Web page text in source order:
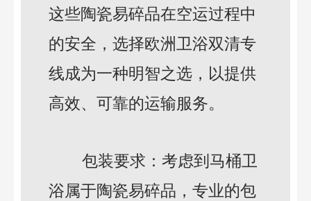
这些陶瓷易碎品在空运过程中
的安全，选择欧洲卫浴双清专
线成为一种明智之选，以提供
高效、可靠的运输服务。
包装要求：考虑到马桶卫
浴属于陶瓷易碎品，专业的包